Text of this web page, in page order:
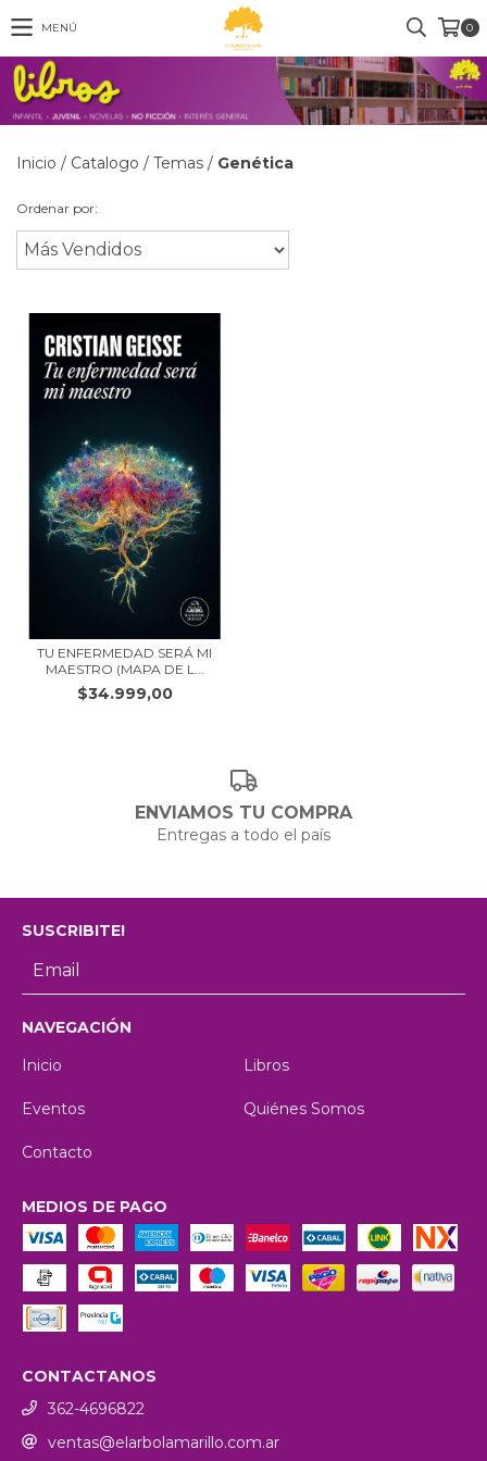
MENÚ 0
Inicio / Catalogo / Temas / Genética
Ordenar por:
TU ENFERMEDAD SERÁ MI
MAESTRO (MAPA DE L...
$34.999,00
ENVIAMOS TU COMPRA
Entregas a todo el país
SUSCRIBITE!
NAVEGACIÓN
Inicio
Libros
Eventos Quiénes Somos
Contacto
MEDIOS DE PAGO
CONTACTANOS
362-4696822
ventas@elarbolamarillo.com.ar